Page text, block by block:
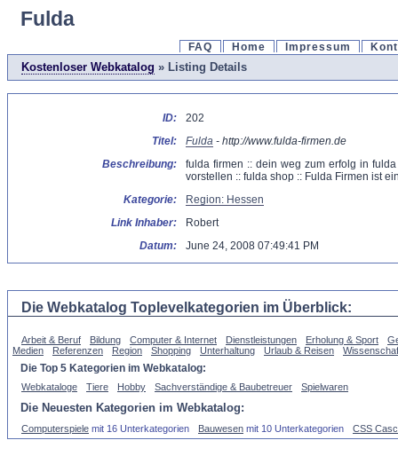
Fulda
FAQ Home Impressum
Kostenloser Webkatalog » Listing Details
ID:
202
Titel:
Fulda - http://www.fulda-firmen.de
Beschreibung:
fulda firmen :: dein weg zum erfolg in
vorstellen :: fulda shop :: Fulda Firmen ist
Kategorie:
Region: Hessen
Link Inhaber:
Robert
Datum:
June 24, 2008 07:49:41 PM
Die Webkatalog Toplevelkategorien im Überblick:
Arbeit & Beruf Bildung Computer & Internet Dienstleistungen Erholung & Sport
Medien
Referenzen Region Shopping Unterhaltung Urlaub & Reisen
Die Top 5 Kategorien im Webkatalog:
Webkataloge Tiere Hobby Sachverständige & Baubetreuer Spielwaren
Die Neuesten Kategorien im Webkatalog:
Computerspiele mit 16 Unterkategorien Bauwesen mit 10 Unterkategorien CSS